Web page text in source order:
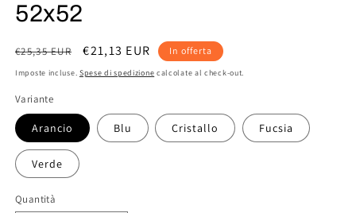
52x52
Prezzo
di
€25,35 EUR
Prezzo
scontato
€21,13 EUR In offerta
Imposte incluse. Spese di spedizione calcolate al check-out.
Variante
Arancio Blu Cristallo Fucsia
Verde
Quantità